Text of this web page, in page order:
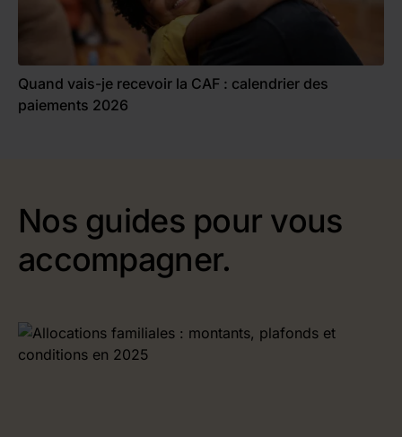
Quand vais-je recevoir la CAF : calendrier des
paiements 2026
Nos guides pour vous
accompagner.